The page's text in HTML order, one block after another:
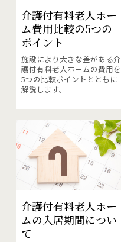
介護付有料老人ホー
ム費用比較の5つの
ポイント
施設により大きな差がある介
護付有料老人ホームの費用を
5つの比較ポイントとともに
解説します。
介護付有料老人ホー
ムの入居期間につい
て